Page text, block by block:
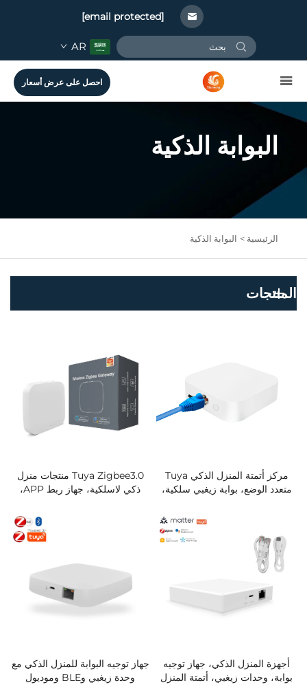
[email protected]
AR
احصل على عرض أسعار
البوابة الذكية
الرئيسية > البوابة الذكية
المنتجات
Tuya Zigbee3.0 منتجات منزل
ذكي لاسلكية، جهاز ربط APP،
وGoogle Home، أجهزة تحكم
عن بعد، مركز بوابة ذكي
مركز أتمتة المنزل الذكي Tuya
متعدد الوضع، بوابة زيغبي سلكية،
مآخذ ومفاتيح الحائط
جهاز توجيه البوابة للمنزل الذكي مع
وحدة زيغبي وBLE وموديول
أجهزة المنزل الذكي، جهاز توجيه
بوابة، وحدات زيغبي، أتمتة المنزل